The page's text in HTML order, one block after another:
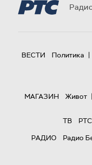
ВЕСТИ Политика |
МАГАЗИН
Живот |
ТВ
РАДИО
Радио